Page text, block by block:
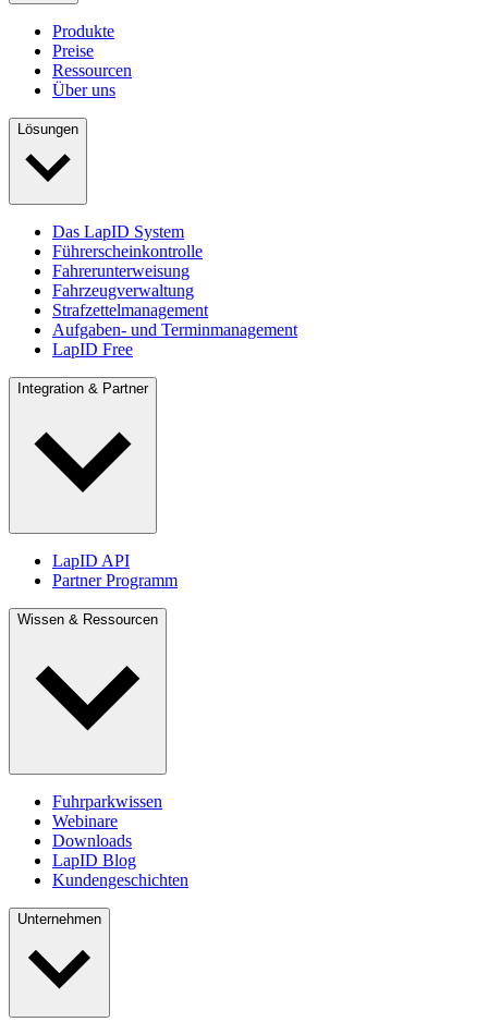
Produkte
Preise
Ressourcen
Über uns
Lösungen
Das LapID System
Führerscheinkontrolle
Fahrerunterweisung
Fahrzeugverwaltung
Strafzettelmanagement
Aufgaben- und Terminmanagement
LapID Free
Integration & Partner
LapID API
Partner Programm
Wissen & Ressourcen
Fuhrparkwissen
Webinare
Downloads
LapID Blog
Kundengeschichten
Unternehmen